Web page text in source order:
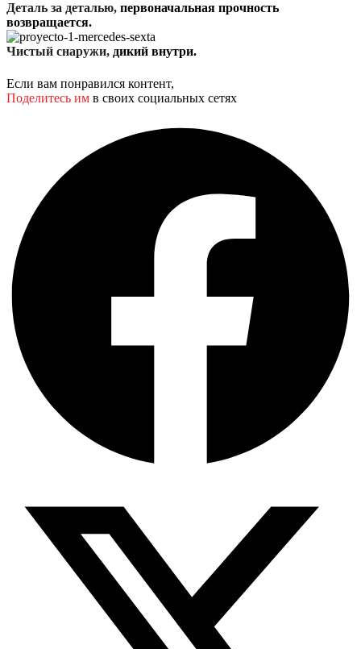
Деталь за деталью, первоначальная прочность
возвращается.
Чистый снаружи, дикий внутри.
Если вам понравился контент,
Поделитесь им в своих социальных сетях